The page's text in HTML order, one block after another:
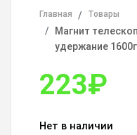
Главная Товары
Магнит
удержание 1600г
223₽
Нет в наличии